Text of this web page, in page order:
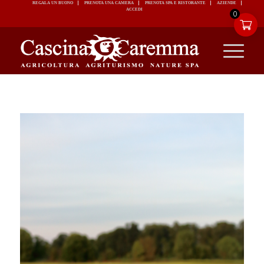
0
REGALA UN BUONO PRENOTA UNA CAMERA PRENOTA SPA E RISTORANTE